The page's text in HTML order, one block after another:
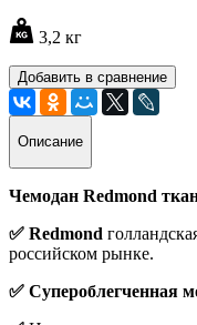
3,2 кг
Добавить в сравнение
Описание
Чемодан Redmond
✅ Redmond
российском рынке.
✅ Супероблегченная